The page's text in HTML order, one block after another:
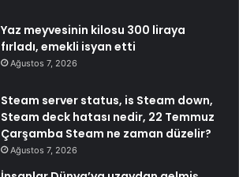
Yaz meyvesinin kilosu 300 liraya
fırladı, emekli isyan etti
Ağustos 7, 2026
Steam server status, is Steam down,
Steam deck hatası nedir, 22 Temmuz
Çarşamba Steam ne zaman düzelir?
Ağustos 7, 2026